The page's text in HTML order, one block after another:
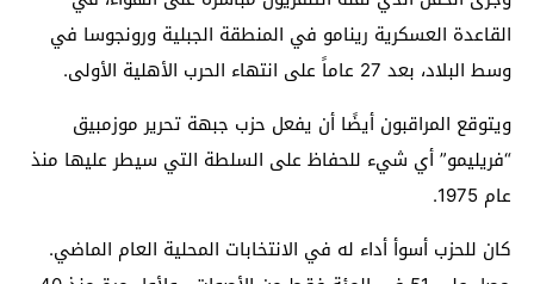
القاعدة العسكرية رينامو في المنطقة الجبلية ورونجوسا في
وسط البلاد، بعد 27 عاماً على انتهاء الحرب الأهلية الأولى.
ويتوقع المراقبون أيضًا أن يفعل حزب جبهة تحرير موزمبيق
“فريليمو” أي شيء للحفاظ على السلطة التي سيطر عليها منذ
عام 1975.
كان للحزب أسوأ أداء له في الانتخابات المحلية العام الماضي.